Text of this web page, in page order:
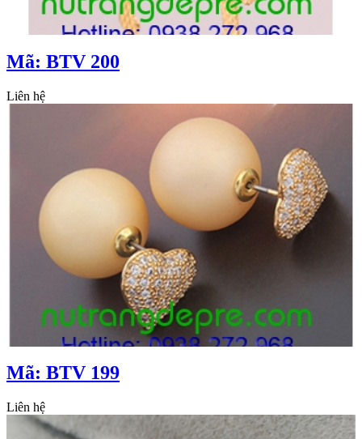
Mã: BTV 200
Liên hệ
Mã: BTV 199
Liên hệ